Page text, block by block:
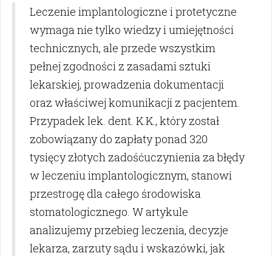
Leczenie implantologiczne i protetyczne
wymaga nie tylko wiedzy i umiejętności
technicznych, ale przede wszystkim
pełnej zgodności z zasadami sztuki
lekarskiej, prowadzenia dokumentacji
oraz właściwej komunikacji z pacjentem.
Przypadek lek. dent. K.K., który został
zobowiązany do zapłaty ponad 320
tysięcy złotych zadośćuczynienia za błędy
w leczeniu implantologicznym, stanowi
przestrogę dla całego środowiska
stomatologicznego. W artykule
analizujemy przebieg leczenia, decyzje
lekarza, zarzuty sądu i wskazówki, jak